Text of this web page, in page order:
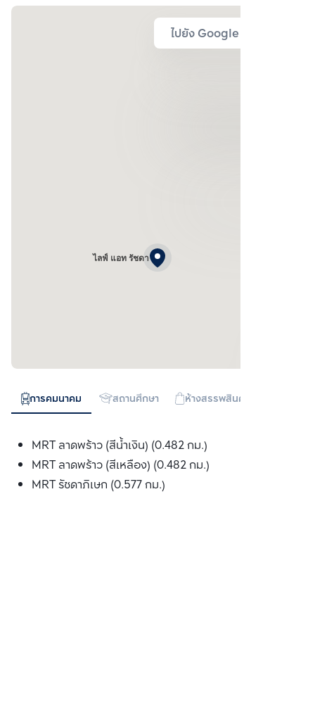
ไปยัง Google Map
ไลฟ์ แอท รัชดา
การคมนาคม สถานศึกษา ห้างสรรพสินค้า
MRT ลาดพร้าว (สีน้ำเงิน) (0.482 กม.)
MRT ลาดพร้าว (สีเหลือง) (0.482 กม.)
MRT รัชดาภิเษก (0.577 กม.)